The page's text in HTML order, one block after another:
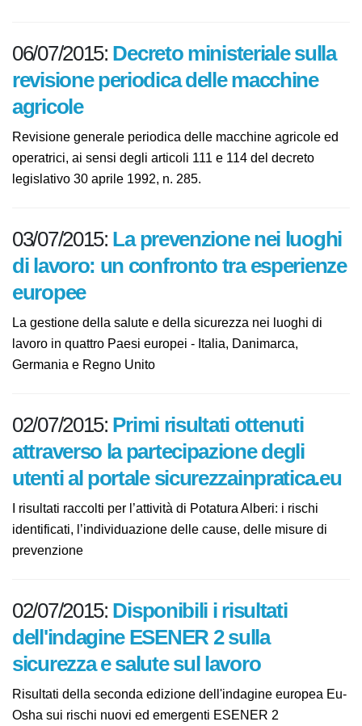
06/07/2015:Decreto ministeriale
sulla revisione periodica delle
macchine agricole
Revisione generale periodica delle macchine agricole
ed operatrici, ai sensi degli articoli 111 e 114 del
decreto legislativo 30 aprile 1992, n. 285.
03/07/2015:La prevenzione nei
luoghi di lavoro: un confronto tra
esperienze europee
La gestione della salute e della sicurezza nei luoghi di
lavoro in quattro Paesi europei - Italia, Danimarca,
Germania e Regno Unito
02/07/2015:Primi risultati ottenuti
attraverso la partecipazione degli
utenti al portale
sicurezzainpratica.eu
I risultati raccolti per l’attività di Potatura Alberi: i rischi
identificati, l’individuazione delle cause, delle misure di
02/07/2015:Disponibili i risultati
dell'indagine ESENER 2 sulla
sicurezza e salute sul lavoro